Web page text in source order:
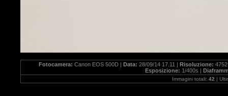
Fotocamera: Canon EOS 500D | Data: 28/09/14 17.11 | Risoluzione:
Esposizione: 1/400s |
Immagini totali: 42 |